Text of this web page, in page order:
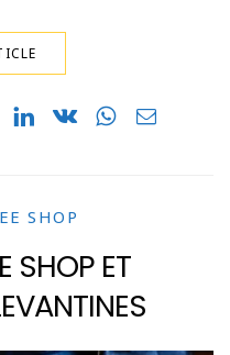
SHOP
SHOP ET